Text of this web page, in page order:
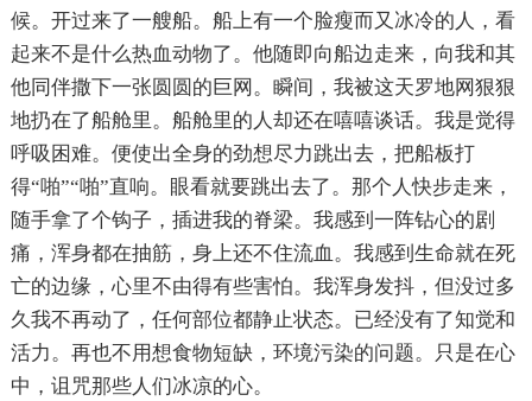
候。开过来了一艘船。船上有一个脸瘦而又冰冷的人，看
起来不是什么热血动物了。他随即向船边走来，向我和其
他同伴撒下一张圆圆的巨网。瞬间，我被这天罗地网狠狠
地扔在了船舱里。船舱里的人却还在嘻嘻谈话。我是觉得
呼吸困难。便使出全身的劲想尽力跳出去，把船板打
得“啪”“啪”直响。眼看就要跳出去了。那个人快步走来，
随手拿了个钩子，插进我的脊梁。我感到一阵钻心的剧
痛，浑身都在抽筋，身上还不住流血。我感到生命就在死
亡的边缘，心里不由得有些害怕。我浑身发抖，但没过多
久我不再动了，任何部位都静止状态。已经没有了知觉和
活力。再也不用想食物短缺，环境污染的问题。只是在心
中，诅咒那些人们冰凉的心。